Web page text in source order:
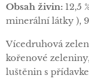
Obsah živin: 12,5
minerální látky ), 9
Vícedruhová
kořenové
luštěnin s